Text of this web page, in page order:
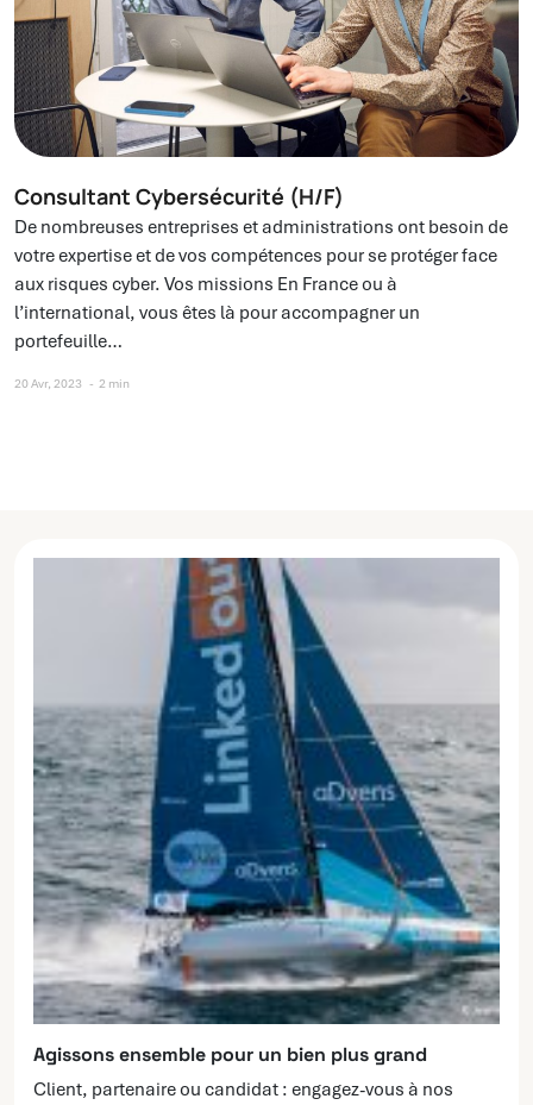
Consultant Cybersécurité (H/F)
De nombreuses entreprises et administrations ont besoin de
votre expertise et de vos compétences pour se protéger face
aux risques cyber. Vos missions En France ou à
l’international, vous êtes là pour accompagner un
portefeuille…
20 Avr, 2023 2 min
Agissons ensemble pour un bien plus grand
Client, partenaire ou candidat : engagez-vous à nos